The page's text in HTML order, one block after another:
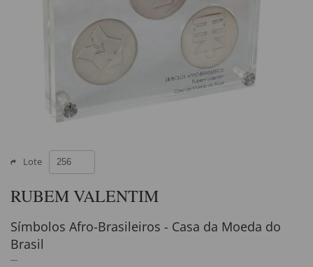
Lote
RUBEM VALENTIM
Símbolos Afro-Brasileiros - Casa da Moeda do
Brasil